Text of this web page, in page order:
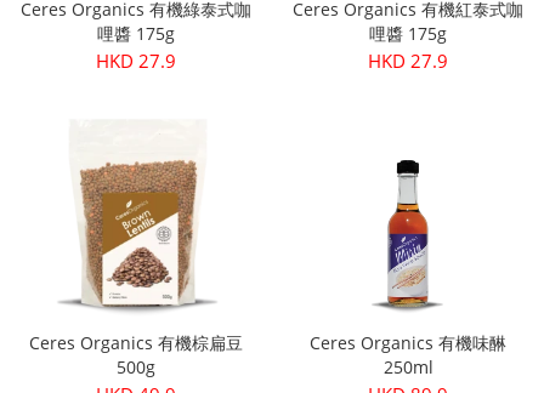
Ceres Organics 有機綠泰式咖
哩醬 175g
HKD 27.9
Ceres Organics 有機紅泰式咖
哩醬 175g
HKD 27.9
Ceres Organics 有機棕扁豆
500g
Ceres Organics 有機味醂
250ml